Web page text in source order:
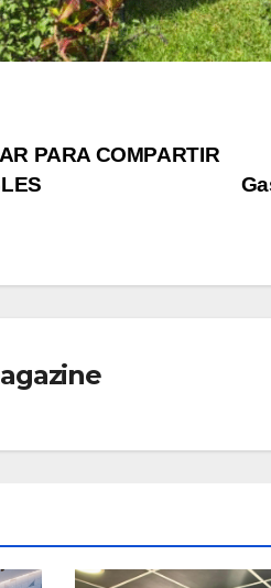
PARA COMPARTIR